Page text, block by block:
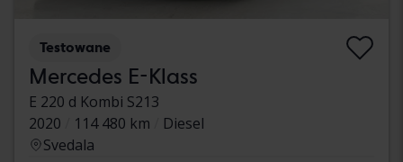
Testowane
Mercedes E-Klass
E 220 d Kombi S213
2020
114 480 km
Diesel
Svedala